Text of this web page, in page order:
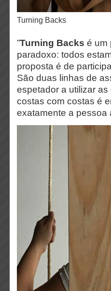
Turning Backs
”Turning Backs é um
paradoxo: todos
proposta é de
São duas linhas de
espetador a utilizar
costas com costas é
exatamente a pessoa